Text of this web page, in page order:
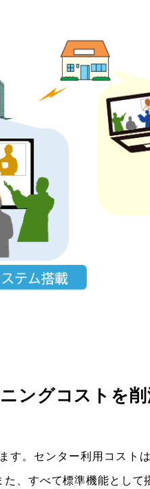
ングコストを削
。センター利用コスト
、すべて標準機能として